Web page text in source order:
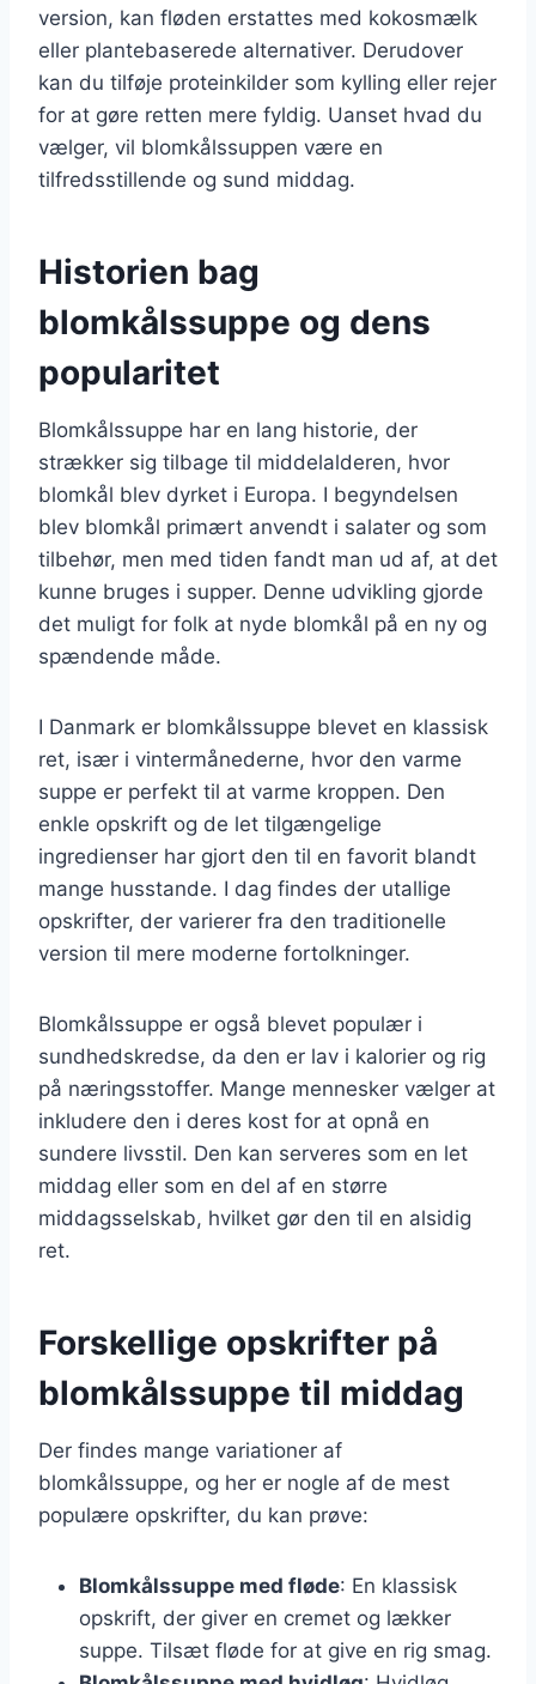
version, kan fløden erstattes med kokosmælk
eller plantebaserede alternativer. Derudover
kan du tilføje proteinkilder som kylling eller rejer
for at gøre retten mere fyldig. Uanset hvad du
vælger, vil blomkålssuppen være en
tilfredsstillende og sund middag.
Historien bag
blomkålssuppe og dens
popularitet
Blomkålssuppe har en lang historie, der
strækker sig tilbage til middelalderen, hvor
blomkål blev dyrket i Europa. I begyndelsen
blev blomkål primært anvendt i salater og som
tilbehør, men med tiden fandt man ud af, at det
kunne bruges i supper. Denne udvikling gjorde
det muligt for folk at nyde blomkål på en ny og
spændende måde.
I Danmark er blomkålssuppe blevet en klassisk
ret, især i vintermånederne, hvor den varme
suppe er perfekt til at varme kroppen. Den
enkle opskrift og de let tilgængelige
ingredienser har gjort den til en favorit blandt
mange husstande. I dag findes der utallige
opskrifter, der varierer fra den traditionelle
version til mere moderne fortolkninger.
Blomkålssuppe er også blevet populær i
sundhedskredse, da den er lav i kalorier og rig
på næringsstoffer. Mange mennesker vælger at
inkludere den i deres kost for at opnå en
sundere livsstil. Den kan serveres som en let
middag eller som en del af en større
middagsselskab, hvilket gør den til en alsidig
ret.
Forskellige opskrifter på
blomkålssuppe til middag
Der findes mange variationer af
blomkålssuppe, og her er nogle af de mest
populære opskrifter, du kan prøve:
Blomkålssuppe med fløde: En klassisk
opskrift, der giver en cremet og lækker
suppe. Tilsæt fløde for at give en rig smag.